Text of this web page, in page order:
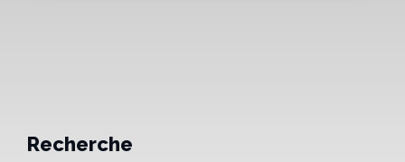
Recherche